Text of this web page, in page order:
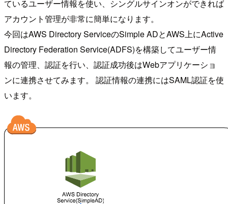
ているユーザー情報を使い、シングルサインオンができれば
アカウント管理が非常に簡単になります。
今回はAWS Directory ServiceのSimple ADとAWS上にActive
Directory Federation Service(ADFS)を構築してユーザー情
報の管理、認証を行い、認証成功後はWebアプリケーショ
ンに連携させてみます。 認証情報の連携にはSAML認証を使
います。